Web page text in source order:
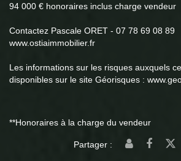
94 000 € honoraires inclus charge vendeur
Contactez Pascale ORET - 07 78 69 08 89
www.ostiaimmobilier.fr
Les informations sur les risques auxquels
disponibles sur le site Géorisques :
**Honoraires à la charge du vendeur
Partager :